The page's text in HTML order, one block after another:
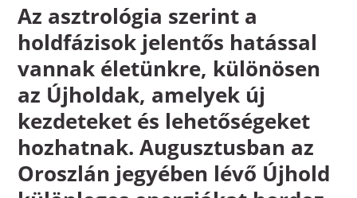
Az asztrológia szerint a
holdfázisok jelentős hatással
vannak életünkre, különösen
az Újholdak, amelyek új
kezdeteket és lehetőségeket
hozhatnak. Augusztusban az
Oroszlán jegyében lévő Újhold